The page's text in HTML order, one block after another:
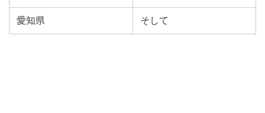
愛知県 そして